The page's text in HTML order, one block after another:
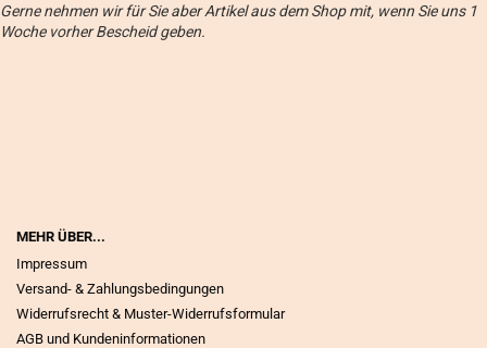
Gerne nehmen wir für Sie aber Artikel aus dem Shop mit, wenn Sie uns 1
Woche vorher Bescheid geben.
MEHR ÜBER...
Impressum
Versand- & Zahlungsbedingungen
Widerrufsrecht & Muster-Widerrufsformular
AGB und Kundeninformationen